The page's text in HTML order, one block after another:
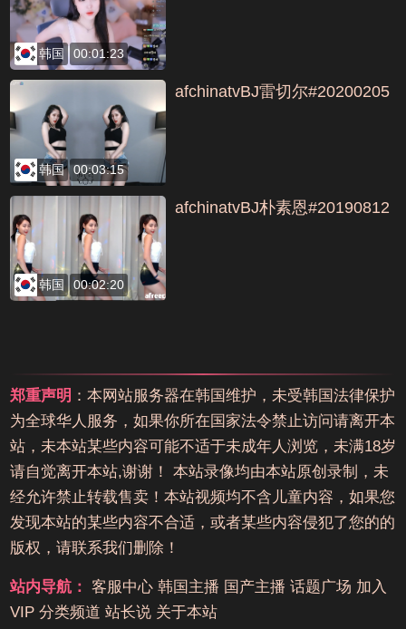
韩国 00:01:23
韩国 00:03:15
afchinatvBJ雷切尔#20200205
韩国 00:02:20
afchinatvBJ朴素恩#20190812
郑重声明 ：本网站服务器在韩国维护，未受韩国法律保护
为全球华人服务，如果你所在国家法令禁止访问请离开本
站，未本站某些内容可能不适于未成年人浏览，未满18岁
请自觉离开本站,谢谢！ 本站录像均由本站原创录制，未
经允许禁止转载售卖！本站视频均不含儿童内容，如果您
发现本站的某些内容不合适，或者某些内容侵犯了您的的
版权，请联系我们删除！
站内导航： 客服中心 韩国主播 国产主播 话题广场 加入
VIP 分类频道 站长说 关于本站